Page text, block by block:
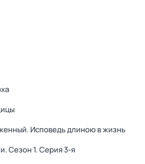
Исповедь длиною в жизнь
. Сезон 1. Серия 3-я